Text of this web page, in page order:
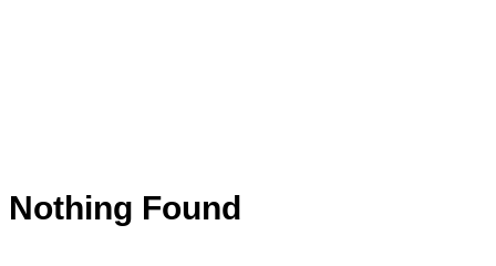
Nothing Found